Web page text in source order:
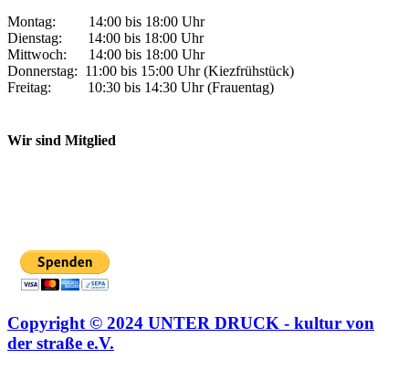
Montag: 14:00 bis 18:00 Uhr
Dienstag: 14:00 bis 18:00 Uhr
Mittwoch: 14:00 bis 18:00 Uhr
Donnerstag: 11:00 bis 15:00 Uhr (Kiezfrühstück)
Freitag: 10:30 bis 14:30 Uhr (Frauentag)
Wir sind Mitglied
Copyright © 2024 UNTER DRUCK - kultur von
der straße e.V.